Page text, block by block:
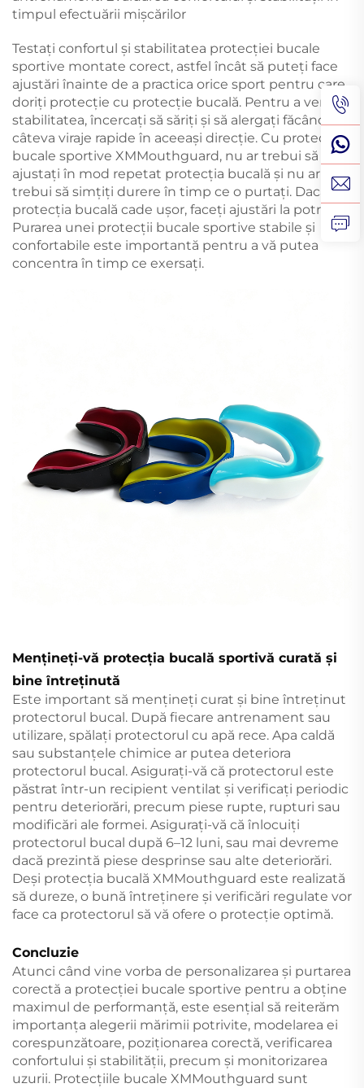
timpul efectuării mișcărilor
Testați confortul și stabilitatea protecției bucale
sportive montate corect, astfel încât să puteți face
ajustări înainte de a practica orice sport pentru care
doriți protecție cu protecție bucală. Pentru a verifica
stabilitatea, încercați să săriți și să alergați făcând
câteva viraje rapide în aceeași direcție. Cu protecțiile
bucale sportive XMMouthguard, nu ar trebui să
ajustați în mod repetat protecția bucală și nu ar
trebui să simțiți durere în timp ce o purtați. Dacă
protecția bucală cade ușor, faceți ajustări la potrivire.
Purarea unei protecții bucale sportive stabile și
confortabile este importantă pentru a vă putea
concentra în timp ce exersați.
Mențineți-vă protecția bucală sportivă curată și
bine întreținută
Este important să mențineți curat și bine întreținut
protectorul bucal. După fiecare antrenament sau
utilizare, spălați protectorul cu apă rece. Apa caldă
sau substanțele chimice ar putea deteriora
protectorul bucal. Asigurați-vă că protectorul este
păstrat într-un recipient ventilat și verificați periodic
pentru deteriorări, precum piese rupte, rupturi sau
modificări ale formei. Asigurați-vă că înlocuiți
protectorul bucal după 6–12 luni, sau mai devreme
dacă prezintă piese desprinse sau alte deteriorări.
Deși protecția bucală XMMouthguard este realizată
să dureze, o bună întreținere și verificări regulate vor
face ca protectorul să vă ofere o protecție optimă.
Concluzie
Atunci când vine vorba de personalizarea și purtarea
corectă a protecției bucale sportive pentru a obține
maximul de performanță, este esențial să reiterăm
importanța alegerii mărimii potrivite, modelarea ei
corespunzătoare, poziționarea corectă, verificarea
confortului și stabilității, precum și monitorizarea
uzurii. Protecțiile bucale XMMouthguard sunt